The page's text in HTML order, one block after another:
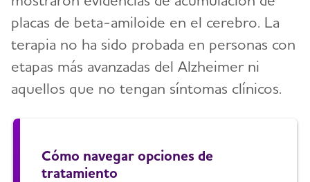
placas de beta-amiloide en el cerebro. La
terapia no ha sido probada en personas con
etapas más avanzadas del Alzheimer ni
aquellos que no tengan síntomas clínicos.
Cómo navegar opciones de
tratamiento